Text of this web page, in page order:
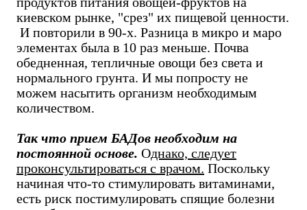
киевском рынке, "срез" их пищевой ценности.
И повторили в 90-х. Разница в микро и маро
элементах была в 10 раз меньше. Почва
обедненная, тепличные овощи без света и
нормального грунта. И мы попросту не
можем насытить организм необходимым
количеством.
Так что прием БАДов необходим на
постоянной основе. Однако, следует
проконсультироваться с врачом. Поскольку
начиная что-то стимулировать витаминами,
есть риск постимулировать спящие болезни